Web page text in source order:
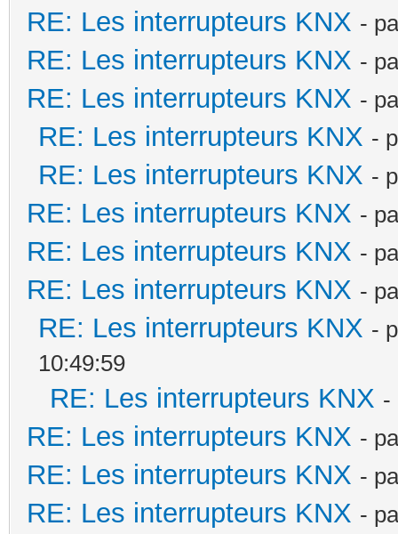
RE: Les interrupteurs KNX -
RE: Les interrupteurs KNX -
RE: Les interrupteurs KNX -
RE: Les interrupteurs KNX -
RE: Les interrupteurs KNX -
RE: Les interrupteurs KNX -
RE: Les interrupteurs KNX -
RE: Les interrupteurs KNX -
RE: Les interrupteurs KNX -
10:49:59
RE: Les interrupteurs KNX -
RE: Les interrupteurs KNX -
RE: Les interrupteurs KNX -
RE: Les interrupteurs KNX -